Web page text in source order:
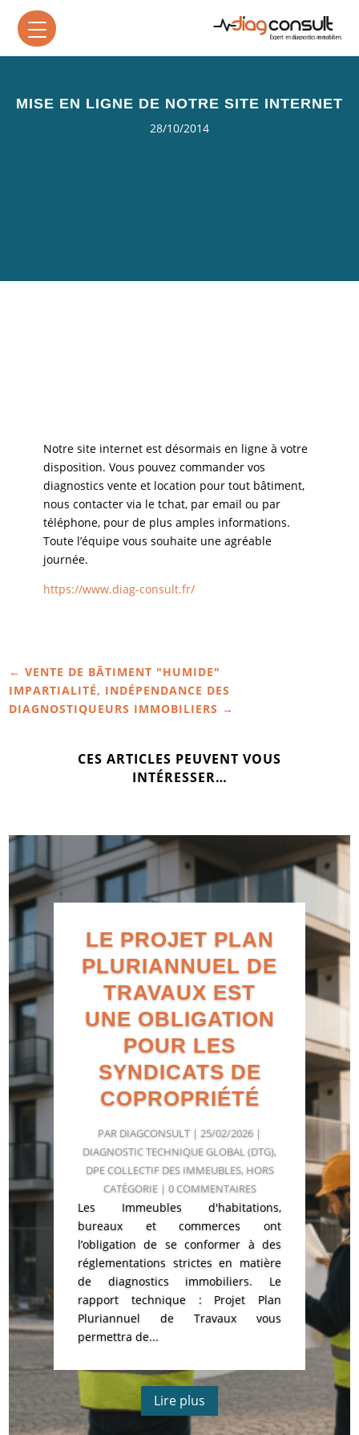
MISE EN LIGNE DE NOTRE SITE INTERNET
28/10/2014
Notre site internet est désormais en ligne à votre
disposition. Vous pouvez commander vos
diagnostics vente et location pour tout bâtiment,
nous contacter via le tchat, par email ou par
téléphone, pour de plus amples informations.
Toute l’équipe vous souhaite une agréable
journée.
https://www.diag-consult.fr/
←VENTE DE BÂTIMENT "HUMIDE"
IMPARTIALITÉ, INDÉPENDANCE DES
DIAGNOSTIQUEURS IMMOBILIERS →
CES ARTICLES PEUVENT VOUS
INTÉRESSER…
LE PROJET PLAN
PLURIANNUEL DE
TRAVAUX EST
UNE OBLIGATION
POUR LES
SYNDICATS DE
COPROPRIÉTÉ
PAR DIAGCONSULT | 25/02/2026 |
DIAGNOSTIC TECHNIQUE GLOBAL (DTG),
DPE COLLECTIF DES IMMEUBLES, HORS
CATÉGORIE| 0 COMMENTAIRES
Les Immeubles d'habitations,
bureaux et commerces ont
l’obligation de se conformer à des
réglementations strictes en matière
de diagnostics immobiliers. Le
rapport technique : Projet Plan
Pluriannuel de Travaux vous
permettra de...
Lire plus